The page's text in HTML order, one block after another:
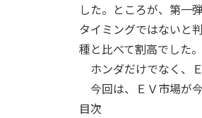
した。ところが、第一
タイミングではないと
種と比べて割高でした
ホンダだけでなく、
今回は、ＥＶ市場が
目次